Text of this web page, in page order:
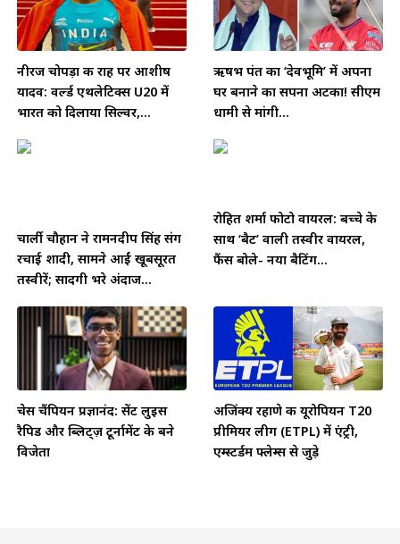
नीरज चोपड़ा की राह पर आशीष
यादव: वर्ल्ड एथलेटिक्स U20 में
भारत को दिलाया सिल्वर,...
ऋषभ पंत का ‘देवभूमि’ में अपना
घर बनाने का सपना अटका! सीएम
धामी से मांगी...
चार्ली चौहान ने रामनदीप सिंह संग
रचाई शादी, सामने आईं खूबसूरत
तस्वीरें; सादगी भरे अंदाज...
रोहित शर्मा फोटो वायरल: बच्चे के
साथ ‘बैट’ वाली तस्वीर वायरल,
फैंस बोले- नया बैटिंग...
चेस चैंपियन प्रज्ञानंद: सेंट लुइस
रैपिड और ब्लिट्ज़ टूर्नामेंट के बने
विजेता
अजिंक्य रहाणे की यूरोपियन T20
प्रीमियर लीग (ETPL) में एंट्री,
एम्स्टर्डम फ्लेम्स से जुड़े